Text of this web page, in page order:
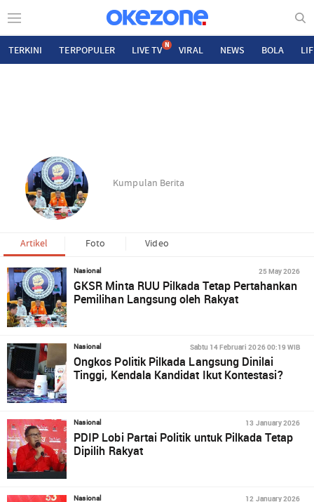
TERKINI TERPOPULER LIVE TV N VIRAL NEWS BOLA
Kumpulan Berita
Artikel Foto Video
Nasional 25 May 2026
GKSR Minta RUU Pilkada Tetap Pertahankan
Pemilihan Langsung oleh Rakyat
Nasional Sabtu 14 Februari 2026 00:19 WIB
Ongkos Politik Pilkada Langsung Dinilai
Tinggi, Kendala Kandidat Ikut Kontestasi?
Nasional 13 January 2026
PDIP Lobi Partai Politik untuk Pilkada Tetap
Dipilih Rakyat
Nasional 12 January 2026